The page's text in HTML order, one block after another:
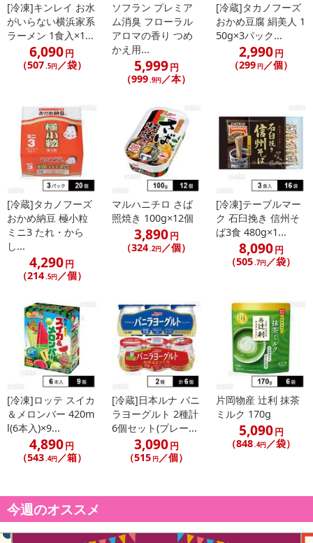
注意事項
【キャンセルについて】
※お申込み後のキャンセルはお受けできません。
記載されている内容を必ずご確認いただき、お届けする商品セット
にご納得いただきましたうえでお申し込みください。
※パッケージ変更や商品リニューアル(成分など含む)等により、参考
の掲載画像や画像内のバーコードなど、お届け商品と多少異なる場
合がございます。
また、[新たな加工食品の原料原産地表示制度]の経過措置期間の終
あらかじめご了承いただいた上でお申込みください。なお、本理由
によるお申込み後のキャンセル・返品交換は対応いたしかねます。
[冷凍]キンレイ お水
がいらない横浜家系
ラーメン 1食入×1...
6,090円
（507.5円／袋）
ソフラン プレミア
ム消臭 フローラル
アロマの香り つめ
かえ用...
5,999円
（999.9円／本）
[冷蔵]タカノフーズ
おかめ豆腐 絹美人 1
50g×3パック...
2,990円
（299 円／個）
[冷蔵]タカノフーズ
おかめ納豆 極小粒
ミニ3 たれ・から
し...
4,290円
（214.5円／個）
マルハニチロ さば
照焼き 100g×12個
3,890円
（324.2円 ／個）
[冷凍]テーブルマー
ク 石臼挽き 信州そ
ば3食 480g×1...
8,090円
（505.7円 ／袋）
[冷凍]ロッテ スイカ
＆メロンバー 420m
l(6本入)×9...
4,890円
（543.4円／箱）
[冷蔵]日本ルナ バニ
ラヨーグルト 2種計
6個セット(プレー...
3,090円
（515 円／個）
片岡物産 辻利 抹茶
ミルク 170g
5,090円
（848.4円／袋）
今週のオススメ